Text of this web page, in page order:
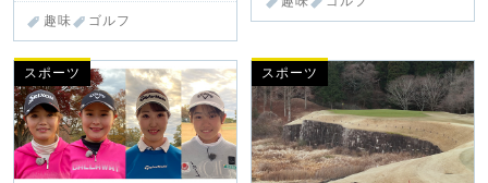
趣味 ゴルフ
スポーツ スポーツ